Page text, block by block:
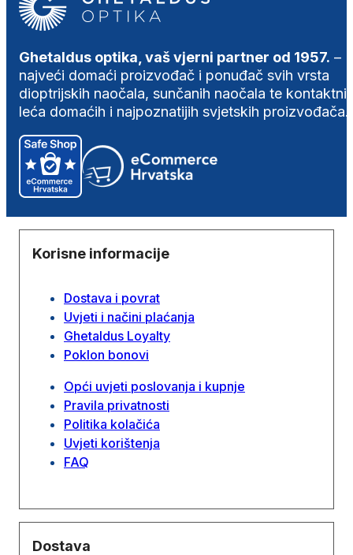
Ghetaldus optika, vaš vjerni partner od 1957. –
najveći domaći proizvođač i ponuđač svih vrsta
dioptrijskih naočala, sunčanih naočala te
leća domaćih i najpoznatijih svjetskih proizvođača.
Korisne informacije
Dostava i povrat
Uvjeti i načini plaćanja
Ghetaldus Loyalty
Poklon bonovi
Opći uvjeti poslovanja i kupnje
Pravila privatnosti
Politika kolačića
Uvjeti korištenja
FAQ
Dostava